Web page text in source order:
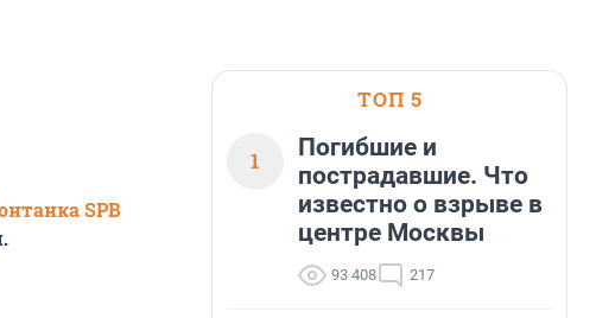
SPB
ТОП 5
1
Погибшие и
пострадавшие. Что
известно о взрыве в
центре Москвы
93 408 217